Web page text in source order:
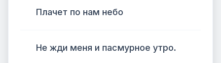
Плачет по нам небо
Не жди меня и пасмурное утро.